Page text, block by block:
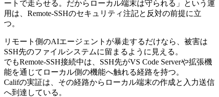
ートで走らせる。だからローカル端末は守られる」という運
用は、Remote-SSHのセキュリティ注記と反対の前提に立
つ。
リモート側のAIエージェントが暴走するだけなら、被害は
SSH先のファイルシステムに留まるように見える。
でもRemote-SSH接続中は、SSH先がVS Code Serverや拡張機
能を通じてローカル側の機能へ触れる経路を持つ。
Califの実証は、その経路からローカル端末の作成と入力送信
へ到達している。